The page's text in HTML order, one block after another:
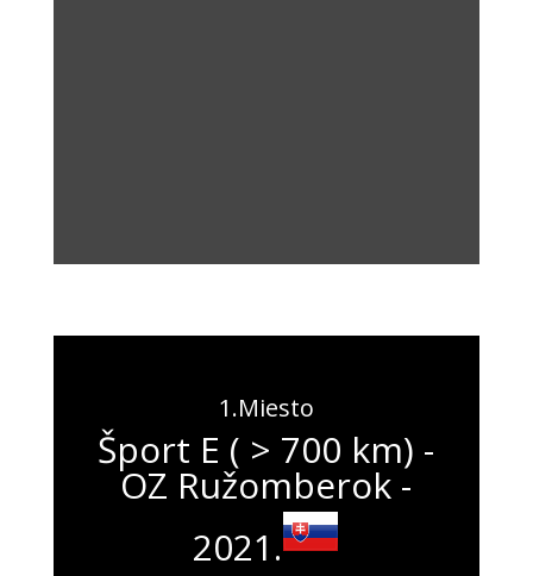
1.Miesto
Šport E ( > 700 km) -
OZ Ružomberok -
2021.